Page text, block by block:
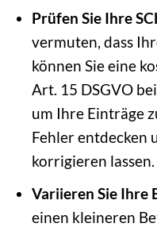
Prüfen Sie Ihre
vermuten, dass
können Sie eine
Art. 15 DSGVO
um Ihre Einträge
Fehler entdecken
korrigieren lassen.
Variieren Sie Ihre
einen kleineren